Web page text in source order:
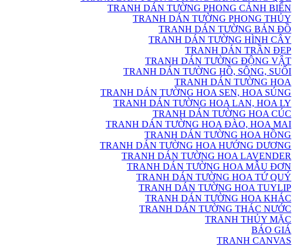
TRANH DÁN TƯỜNG PHONG CẢNH BIỂN
TRANH DÁN TƯỜNG PHONG THỦY
TRANH DÁN TƯỜNG BẢN ĐỒ
TRANH DÁN TƯỜNG HÌNH CÂY
TRANH DÁN TRẦN ĐẸP
TRANH DÁN TƯỜNG ĐỘNG VẬT
TRANH DÁN TƯỜNG HỒ, SÔNG, SUỐI
TRANH DÁN TƯỜNG HOA
TRANH DÁN TƯỜNG HOA SEN, HOA SÚNG
TRANH DÁN TƯỜNG HOA LAN, HOA LY
TRANH DÁN TƯỜNG HOA CÚC
TRANH DÁN TƯỜNG HOA ĐÀO, HOA MAI
TRANH DÁN TƯỜNG HOA HỒNG
TRANH DÁN TƯỜNG HOA HƯỚNG DƯƠNG
TRANH DÁN TƯỜNG HOA LAVENDER
TRANH DÁN TƯỜNG HOA MẪU ĐƠN
TRANH DÁN TƯỜNG HOA TỨ QUÝ
TRANH DÁN TƯỜNG HOA TUYLIP
TRANH DÁN TƯỜNG HOA KHÁC
TRANH DÁN TƯỜNG THÁC NƯỚC
TRANH THỦY MẶC
BÁO GIÁ
TRANH CANVAS